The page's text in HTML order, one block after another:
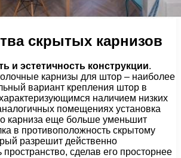
скрытых карнизов
и эстетичность конструкции.
карнизы для штор – наиболее
вариант крепления штор в
наличием низких
помещениях установка
карниза еще больше уменьшит
в противоположность скрытому
разрешит действенно
пространство, сделав его просторнее